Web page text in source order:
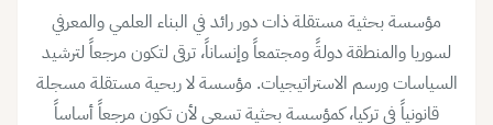
مؤسسة بحثية مستقلة ذات دور رائد في البناء العلمي والمعرفي
لسوريا والمنطقة دولةً ومجتمعاً وإنساناً، ترقى لتكون مرجعاً لترشيد
السياسات ورسم الاستراتيجيات. مؤسسة لا ربحية مستقلة مسجلة
قانونياً في تركيا، كمؤسسة بحثية تسعى لأن تكون مرجعاً أساساً